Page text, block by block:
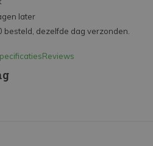
later
besteld, dezelfde dag verzonden.
Reviews